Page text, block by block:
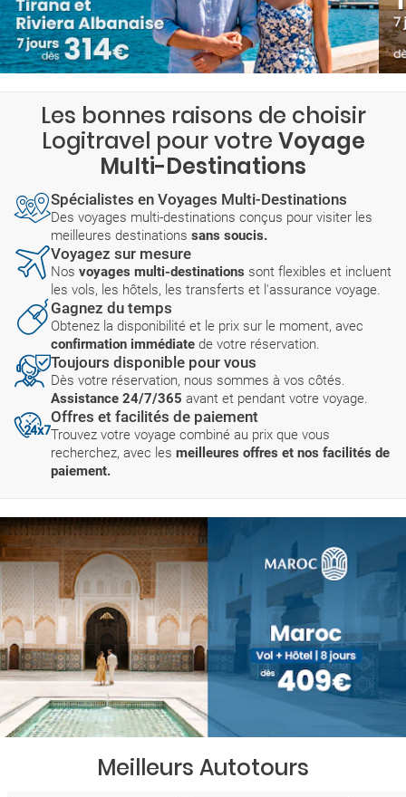
Les bonnes raisons de choisir
Logitravel pour votre Voyage
Multi-Destinations
Spécialistes en Voyages Multi-Destinations
Des voyages multi-destinations conçus pour visiter les
meilleures destinations sans soucis.
Voyagez sur mesure
Nos voyages multi-destinations sont flexibles et incluent
les vols, les hôtels, les transferts et l'assurance voyage.
Gagnez du temps
Obtenez la disponibilité et le prix sur le moment, avec
confirmation immédiate de votre réservation.
Toujours disponible pour vous
Dès votre réservation, nous sommes à vos côtés.
Assistance 24/7/365 avant et pendant votre voyage.
Offres et facilités de paiement
Trouvez votre voyage combiné au prix que vous
recherchez, avec les meilleures offres et nos facilités de
paiement.
Meilleurs Autotours